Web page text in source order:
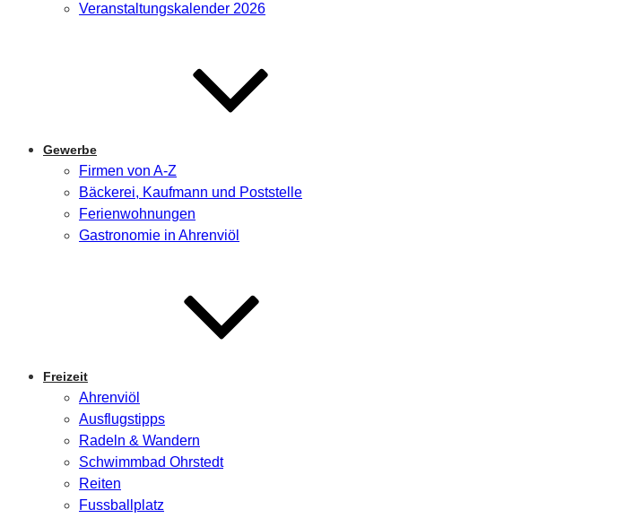
Veranstaltungskalender 2026
Gewerbe
Firmen von A-Z
Bäckerei, Kaufmann und Poststelle
Ferienwohnungen
Gastronomie in Ahrenviöl
Freizeit
Ahrenviöl
Ausflugstipps
Radeln & Wandern
Schwimmbad Ohrstedt
Reiten
Fussballplatz